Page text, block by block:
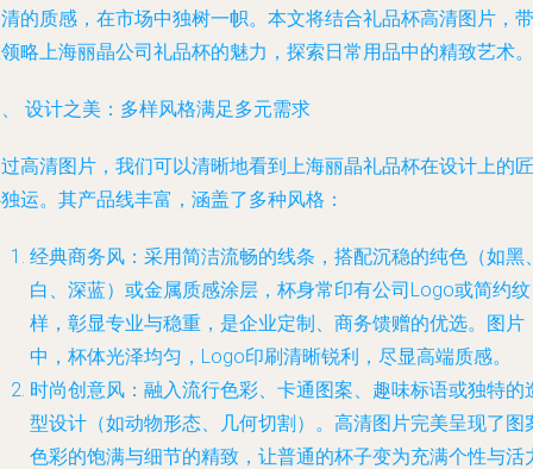
的质感，在市场中独树一帜。本文将结合礼品杯高清图片，带
略上海丽晶公司礼品杯的魅力，探索日常用品中的精致艺术。
设计之美：多样风格满足多元需求
高清图片，我们可以清晰地看到上海丽晶礼品杯在设计上的匠
运。其产品线丰富，涵盖了多种风格：
经典商务风 ：采用简洁流畅的线条，搭配沉稳的纯色（如黑
白、深蓝）或金属质感涂层，杯身常印有公司Logo或简约纹
样，彰显专业与稳重，是企业定制、商务馈赠的优选。图片
中，杯体光泽均匀，Logo印刷清晰锐利，尽显高端质感。
时尚创意风 ：融入流行色彩、卡通图案、趣味标语或独特的
型设计（如动物形态、几何切割）。高清图片完美呈现了图
色彩的饱满与细节的精致，让普通的杯子变为充满个性与活